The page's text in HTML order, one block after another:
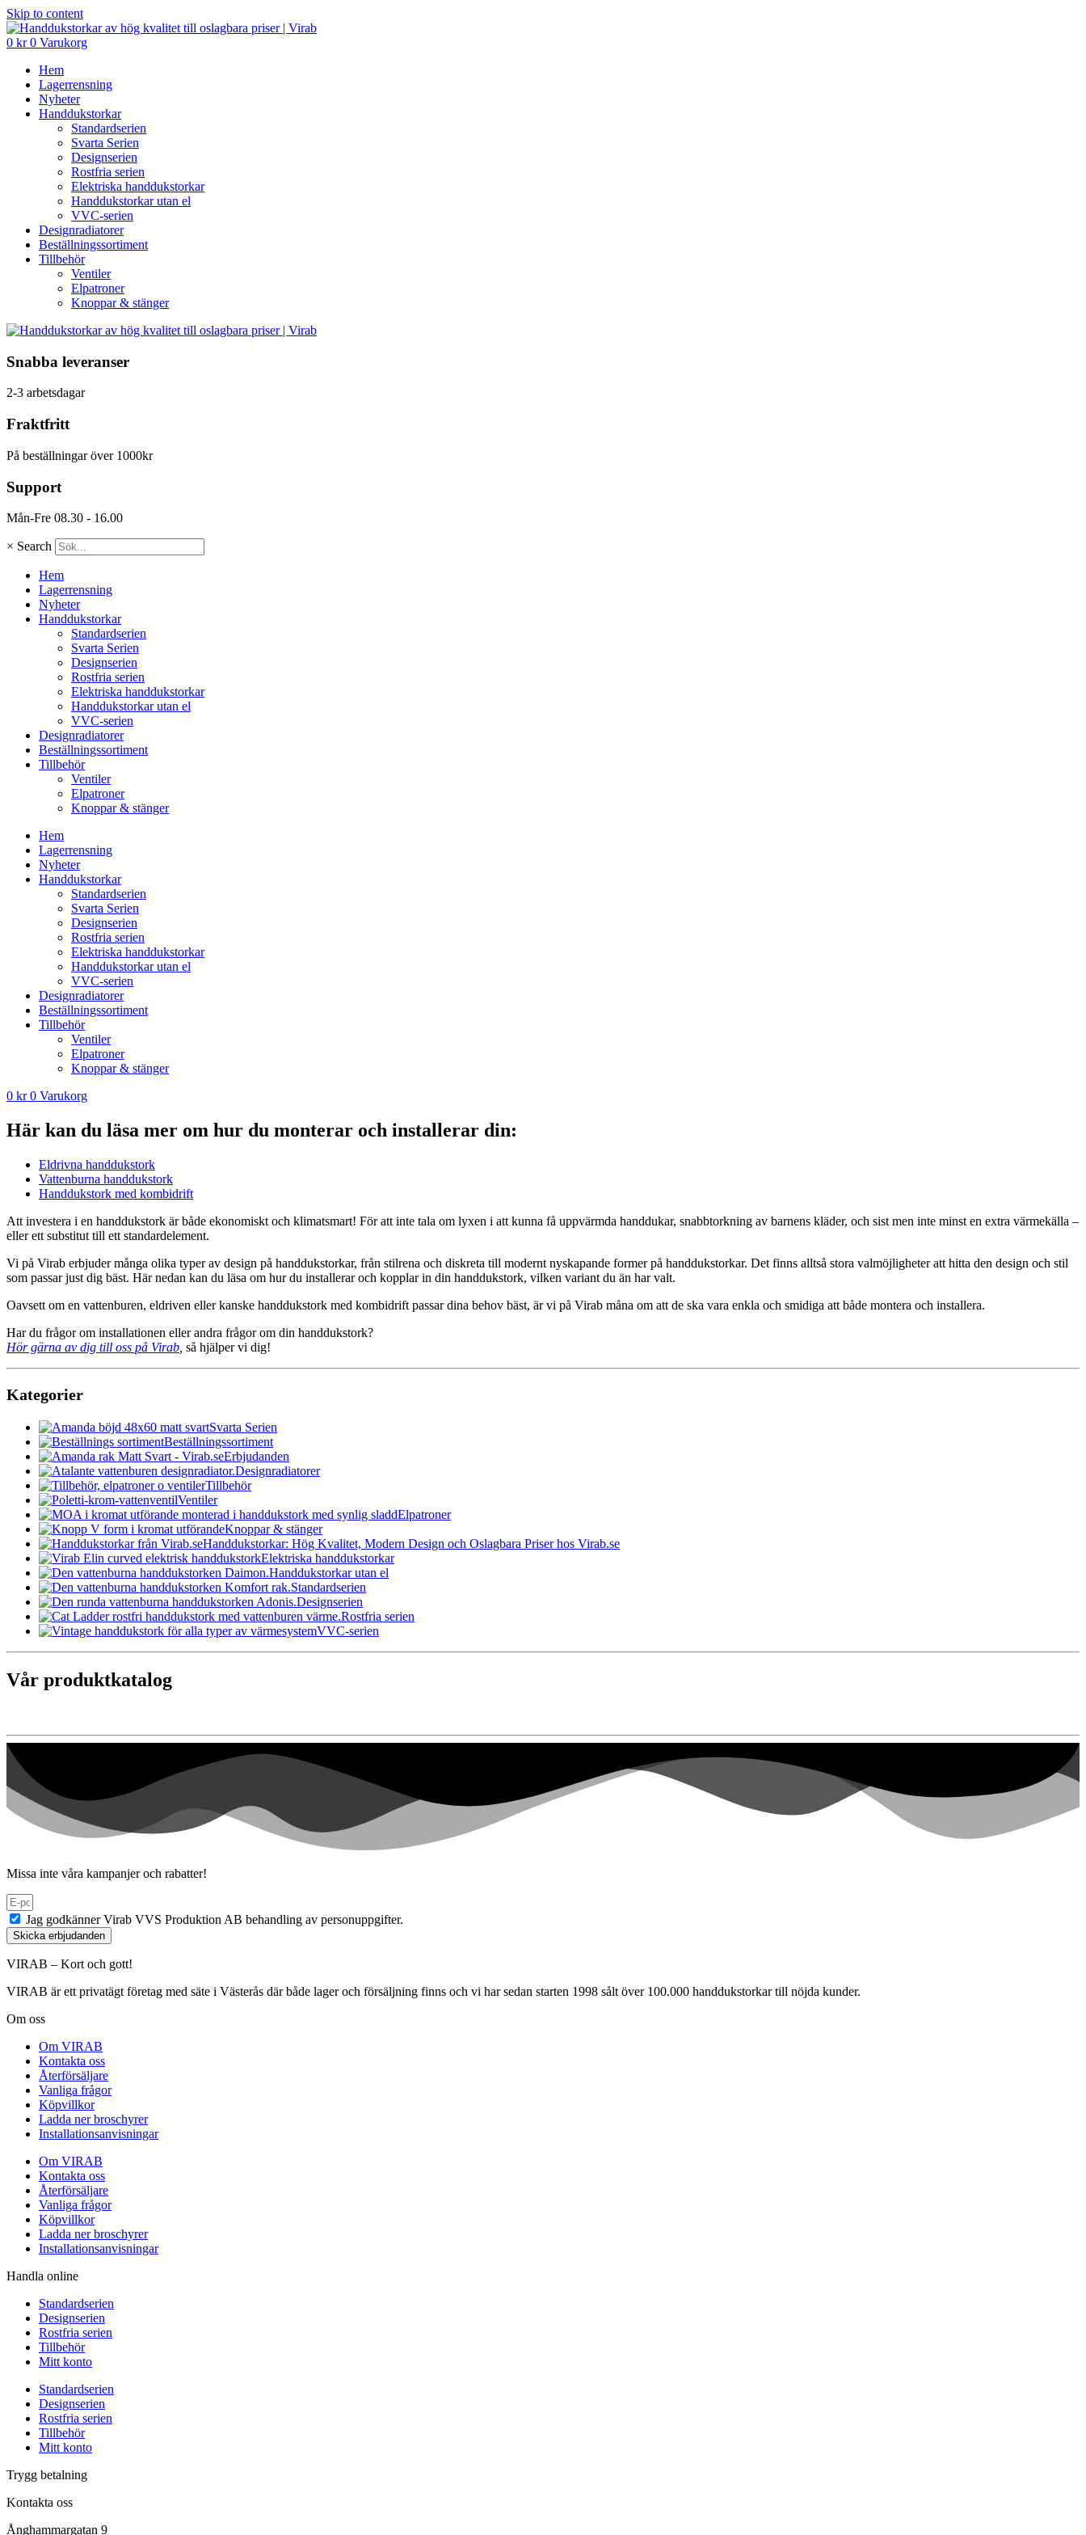
Skip to content
0 kr 0 Varukorg
Hem
Lagerrensning
Nyheter
Handdukstorkar
Standardserien
Svarta Serien
Designserien
Rostfria serien
Elektriska handdukstorkar
Handdukstorkar utan el
VVC-serien
Designradiatorer
Beställningssortiment
Tillbehör
Ventiler
Elpatroner
Knoppar & stänger
Snabba leveranser
2-3 arbetsdagar
Fraktfritt
På beställningar över 1000kr
Support
Mån-Fre 08.30 - 16.00
× Search
Hem
Lagerrensning
Nyheter
Handdukstorkar
Standardserien
Svarta Serien
Designserien
Rostfria serien
Elektriska handdukstorkar
Handdukstorkar utan el
VVC-serien
Designradiatorer
Beställningssortiment
Tillbehör
Ventiler
Elpatroner
Knoppar & stänger
Hem
Lagerrensning
Nyheter
Handdukstorkar
Standardserien
Svarta Serien
Designserien
Rostfria serien
Elektriska handdukstorkar
Handdukstorkar utan el
VVC-serien
Designradiatorer
Beställningssortiment
Tillbehör
Ventiler
Elpatroner
Knoppar & stänger
0 kr 0 Varukorg
Här kan du läsa mer om hur du monterar och installerar din:
Eldrivna handdukstork
Vattenburna handdukstork
Handdukstork med kombidrift
Att investera i en handdukstork är både ekonomiskt och klimatsmart! För att inte tala om lyxen i att kunna få uppvärmda handdukar, snabbtorkning av barnens kläder, och sist men inte minst en extra värmekälla –
eller ett substitut till ett standardelement.
Vi på Virab erbjuder många olika typer av design på handdukstorkar, från stilrena och diskreta till modernt nyskapande former på handdukstorkar. Det finns alltså stora valmöjligheter att hitta den design och stil
som passar just dig bäst. Här nedan kan du läsa om hur du installerar och kopplar in din handdukstork, vilken variant du än har valt.
Oavsett om en vattenburen, eldriven eller kanske handdukstork med kombidrift passar dina behov bäst, är vi på Virab måna om att de ska vara enkla och smidiga att både montera och installera.
Har du frågor om installationen eller andra frågor om din handdukstork?
Hör gärna av dig till oss på Virab så hjälper vi dig!
Kategorier
Svarta Serien
Beställningssortiment
Erbjudanden
Designradiatorer
Tillbehör
Ventiler
Elpatroner
Knoppar & stänger
Handdukstorkar: Hög Kvalitet, Modern Design och Oslagbara Priser hos Virab.se
Elektriska handdukstorkar
Handdukstorkar utan el
Standardserien
Designserien
Rostfria serien
VVC-serien
Vår produktkatalog
Missa inte våra kampanjer och rabatter!
Jag godkänner Virab VVS Produktion AB behandling av personuppgifter.
Skicka erbjudanden
VIRAB – Kort och gott!
VIRAB är ett privatägt företag med säte i Västerås där både lager och försäljning finns och vi har sedan starten 1998 sålt över 100.000 handdukstorkar till nöjda kunder.
Om oss
Om VIRAB
Kontakta oss
Återförsäljare
Vanliga frågor
Köpvillkor
Ladda ner broschyrer
Installationsanvisningar
Om VIRAB
Kontakta oss
Återförsäljare
Vanliga frågor
Köpvillkor
Ladda ner broschyrer
Installationsanvisningar
Handla online
Standardserien
Designserien
Rostfria serien
Tillbehör
Mitt konto
Standardserien
Designserien
Rostfria serien
Tillbehör
Mitt konto
Trygg betalning
Kontakta oss
Ånghammargatan 9